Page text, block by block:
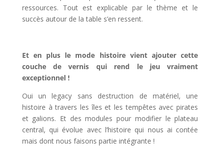
ressources. Tout est explicable par le thème et le
succès autour de la table s’en ressent.
Et en plus le mode histoire vient ajouter cette
couche de vernis qui rend le jeu vraiment
exceptionnel !
Oui un legacy sans destruction de matériel, une
histoire à travers les îles et les tempêtes avec pirates
et galions. Et des modules pour modifier le plateau
central, qui évolue avec l’histoire qui nous ai contée
mais dont nous faisons partie intégrante !